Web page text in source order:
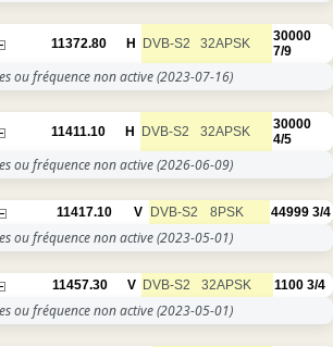
11372.80 H DVB-S2 32APSK
30000
7/9
ou fréquence non active(2023-07-16)
11411.10 H DVB-S2 32APSK
30000
4/5
ou fréquence non active(2026-06-09)
11417.10 V DVB-S2 8PSK 44999 3/4
ou fréquence non active(2023-05-01)
11457.30 V DVB-S2 32APSK 1100 3/4
ou fréquence non active(2023-05-01)